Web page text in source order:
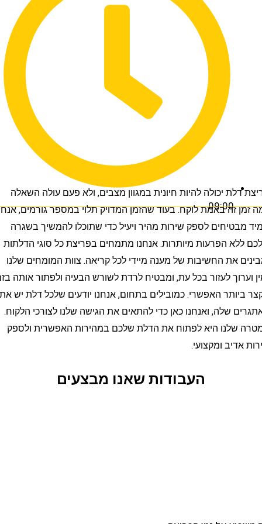
09:00
יכולה להיות חיונית במגוון מצבים, ולא פעם עולה השאלה
זה באמת לוקח. בעוד שהזמן המדויק תלוי במספר גורמים, אנחנו
לספק שירות מהיר ויעיל כדי שתוכלו להמשיך בשגרה
הפרעות מיותרות. אנחנו מתמחים בפריצת כל סוגי הדלתות
את החשיבות של מענה מיידי לכל קריאה. צוות המומחים שלנו
לעזור בכל עת, ומבטיח לרדת לשורש הבעיה ולפתור אותה בזמן
האפשרי. כמובילים בתחום, אנחנו יודעים שלכל דלת יש את
שלה, ואנחנו כאן כדי להתאים את הגישה שלנו לצורכי הלקוח.
היא לפתוח את הדלת שלכם במהירות האפשרית ולספק
ומקצועי.
העבודות שאנו מבצעים